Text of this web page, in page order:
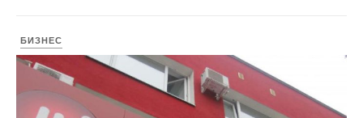
БИЗНЕС